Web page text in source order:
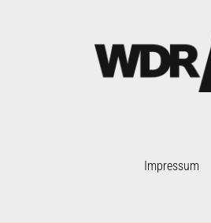
Impressum